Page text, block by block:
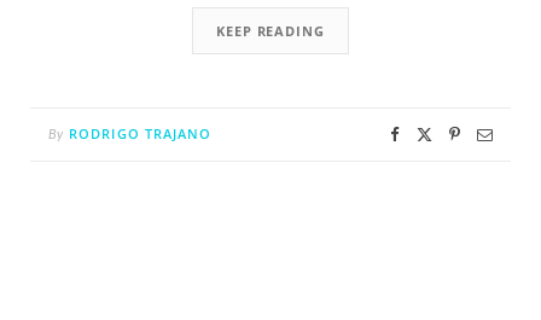
KEEP READING
By RODRIGO TRAJANO